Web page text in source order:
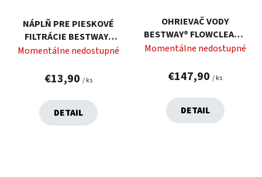
NÁPLŇ PRE PIESKOVÉ
FILTRÁCIE BESTWAY®
FLOWCLEAR™ 58475,
500 G
Momentálne nedostupné
€13,90 / ks
DETAIL
OHRIEVAČ VODY
BESTWAY® FLOWCLEAR™
58259, BAZÉNOVÝ, 2800W
Momentálne nedostupné
€147,90 / ks
DETAIL